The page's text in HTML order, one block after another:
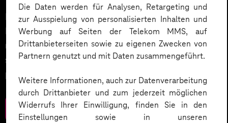
Die Daten werden für Analysen, Retargeting und
zur Ausspielung von personalisierten Inhalten und
Werbung auf Seiten der Telekom MMS, auf
Drittanbieterseiten sowie zu eigenen Zwecken von
Partnern genutzt und mit Daten zusammengeführt.
Weitere Informationen, auch zur Datenverarbeitung
durch Drittanbieter und zum jederzeit möglichen
Widerrufs Ihrer Einwilligung, finden Sie in den
Einstellungen sowie in unseren
Datenschutz in KI-Projekten leicht gemacht:
Entdecken Sie 10 entscheidende Schritte, um
rechtliche Anforderungen zu erfüllen, Vertrauen zu
stärken und Innovation sicher zu gestalten – inklusive
praktischer Checkliste zum Download.
Zum Download